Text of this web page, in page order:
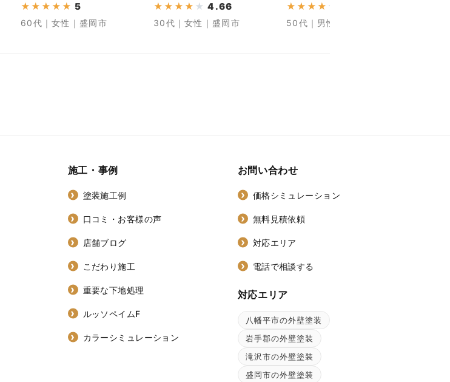
★ ★ ★ ★ ★ 5
60代｜女性｜盛岡市
★ ★ ★ ★ ★ 4.66
30代｜女性｜盛岡市
★ ★ ★ ★ ★
50代｜男性｜岩手郡
施工・事例
塗装施工例
口コミ・お客様の声
店舗ブログ
こだわり施工
重要な下地処理
ルッソペイムF
カラーシミュレーション
お問い合わせ
価格シミュレーション
無料見積依頼
対応エリア
電話で相談する
対応エリア
八幡平市の外壁塗装
岩手郡の外壁塗装
滝沢市の外壁塗装
盛岡市の外壁塗装